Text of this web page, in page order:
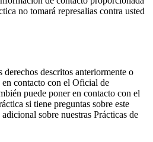
no tomará represalias contra usted
derechos descritos anteriormente o
en contacto con el Oficial de
puede poner en contacto con el
si tiene preguntas sobre este
sobre nuestras Prácticas de